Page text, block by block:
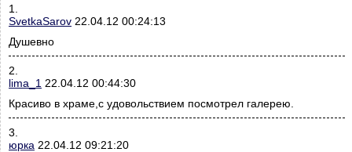
1.
SvetkaSarov 22.04.12 00:24:13
Душевно
2.
lima_1 22.04.12 00:44:30
Красиво в храме,с удовольствием посмотрел галерею.
3.
юрка 22.04.12 09:21:20